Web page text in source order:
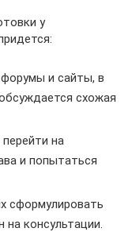
у
и сайты, в
схожая
на
и попытаться
сформулировать
консультации.